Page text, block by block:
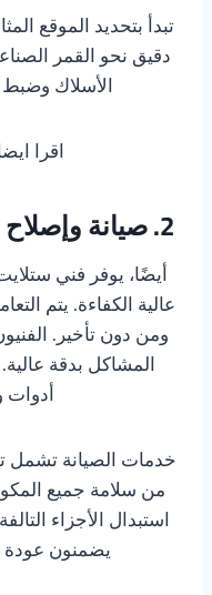
تبدأ بتحديد الموقع
دقيق نحو القمر
الأسلاك
اقرا
2. صيانة وإصلاح الأعطال بسرعة وكفاءة
أيضًا، يوفر فني
عالية الكفاءة. يتم
ومن دون تأخير.
المشاكل بدقة
خدمات الصيانة تشمل
من سلامة جميع
استبدال الأجزاء
يضمنون عودة